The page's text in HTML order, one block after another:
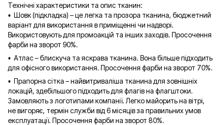
Технічні характеристики та опис тканин:
• Шовк (підкладка) – це легка та прозора тканина, бюджетний
варіант для використання в приміщенні чи надворі.
Використовують для промоакцій та інших заходів. Просочення
фарби на зворот 90%.
• Атлас – блискуча та яскрава тканина. Вона більше підходить
для офісного використання. Просочення фарби на зворот 70%.
• Прапорна сітка – найвитриваліша тканина для зовнішніх
локацій, здебільшого підходить для флагів на флагштоки.
Замовляють з логотипами компанії. Легко майорить на вітрі,
не вигоряє, термін служби від 6 місяців за правильних умов
експлуатації. Просочення фарби на зворот 80%.